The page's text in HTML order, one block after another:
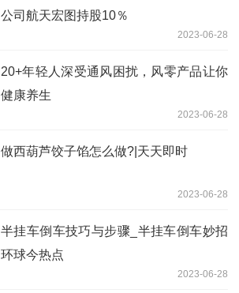
公司航天宏图持股10％
2023-06-28
20+年轻人深受通风困扰，风零产品让你
健康养生
2023-06-28
做西葫芦饺子馅怎么做?|天天即时
2023-06-28
半挂车倒车技巧与步骤_半挂车倒车妙招
环球今热点
2023-06-28